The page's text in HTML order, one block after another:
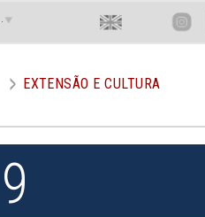
Menu
Superior
Direito
En Inst
EXTENSÃO E CULTURA